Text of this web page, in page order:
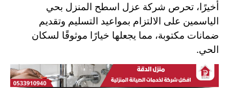
أخيرًا، تحرص شركة عزل اسطح المنزل بحي
الياسمين على الالتزام بمواعيد التسليم وتقديم
ضمانات مكتوبة، مما يجعلها خيارًا موثوقًا لسكان
الحي.